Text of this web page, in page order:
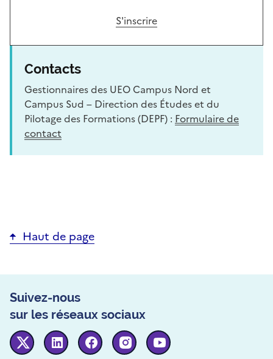
S'inscrire
Contacts
Gestionnaires des UEO Campus Nord et
Campus Sud – Direction des Études et du
Pilotage des Formations (DEPF) : Formulaire de
contact
Haut de page
Suivez-nous
sur les réseaux sociaux
Twitter Linkedin FacebookInstagram